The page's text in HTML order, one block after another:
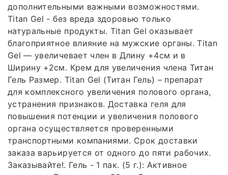
дополнительными важными возможностями.
Titan Gel - без вреда здоровью только
натуральные продукты. Titan Gel оказывает
благоприятное влияние на мужские органы. Titan
Gel — увеличевает член в Длину +4см и в
Ширину +2см. Крем для увеличения члена Титан
Гель Размер. Titan Gel (Титан Гель) – препарат
для комплексного увеличения полового органа,
устранения признаков. Доставка геля для
повышения потенции и увеличения полового
органа осуществляется проверенными
транспортными компаниями. Срок доставки
заказа варьируется от одного до пяти рабочих.
Заказывайте!. Гель - 1 пак. (5 г.): Активное